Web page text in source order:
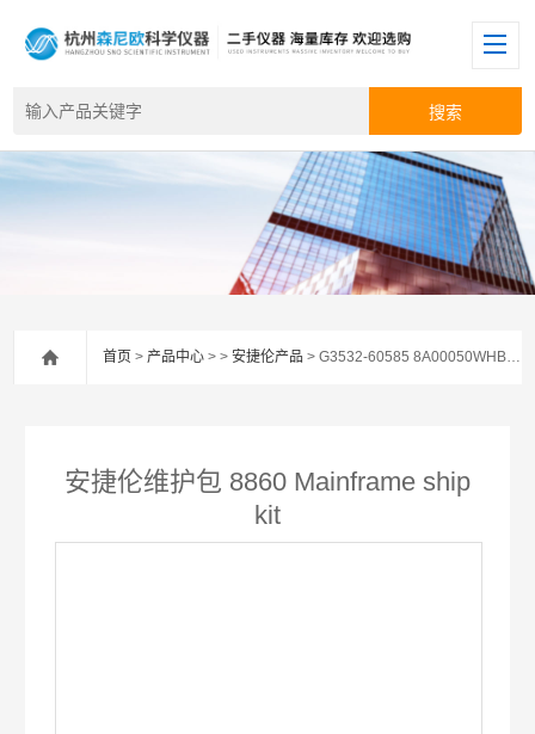
首页 >产品中心 > >安捷伦产品 > G3532-60585 8A00050WHB安捷伦维护包 8860 Mainframe ship kit
安捷伦维护包 8860 Mainframe ship
kit